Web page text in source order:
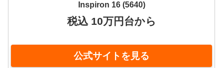
Inspiron 16 (5640)
税込 10万円台から
公式サイトを見る